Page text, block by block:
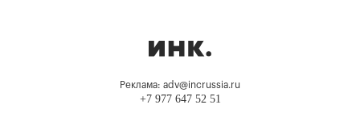
Реклама: adv@incrussia.ru
+7 977 647 52 51